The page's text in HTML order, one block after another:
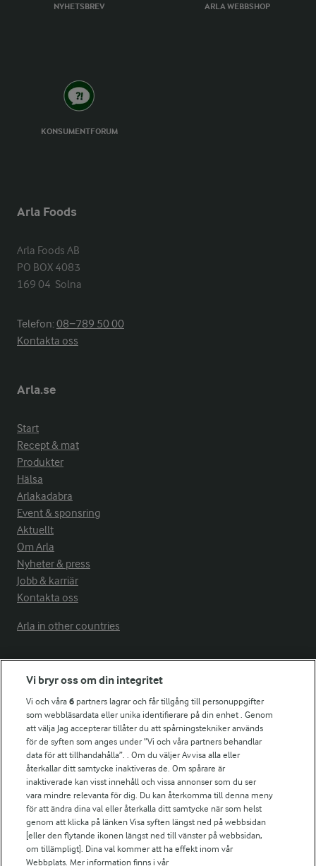
NYHETSBREV ARLA WEBBSHOP
KONSUMENTFORUM
Arla Foods
Arla Foods AB
PO BOX 4083
169 04  Solna
Telefon:08−789 50 00
Kontakta oss
Arla.se
Start
Recept & mat
Produkter
Hälsa
Arlakadabra
Event & sponsring
Aktuellt
Om Arla
Nyheter & press
Jobb & karriär
Kontakta oss
Arla in other countries
Fler Arlasajter
För ägare
Arlas kundportal
Arla.com
Falbygdens Ost
Arla webbshop
Bildbank
Följ oss
Vi bryr oss om din integritet
Vi och våra6 partners lagrar och får tillgång till personuppgifter
som webbläsardata eller unika identifierare på din enhet . Genom
att välja Jag accepterar tillåter du att spårningstekniker används
för de syften som anges under ”Vi och våra partners behandlar
data för att tillhandahålla”. . Om du väljer Avvisa alla eller
återkallar ditt samtycke inaktiveras de. Om spårare är
inaktiverade kan visst innehåll och vissa annonser som du ser
vara mindre relevanta för dig. Du kan återkomma till denna meny
för att ändra dina val eller återkalla ditt samtycke när som helst
genom att klicka på länken Visa syften längst ned på webbsidan
[eller den flytande ikonen längst ned till vänster på webbsidan,
om tillämpligt]. Dina val kommer att ha effekt inom vår
Webbplats. Mer information finns i vår